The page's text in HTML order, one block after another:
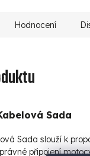
Hodnocení
Sada
Sada slouží k
připojení